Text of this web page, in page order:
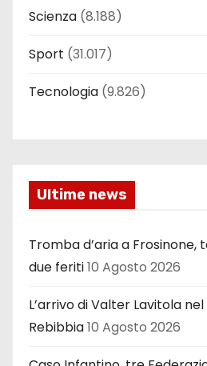
Scienza (8.188)
Sport (31.017)
Tecnologia (9.826)
Ultime news
Tromba d’aria a
due feriti10 Agosto 2026
L’arrivo di Valter Lavitola
Rebibbia10 Agosto 2026